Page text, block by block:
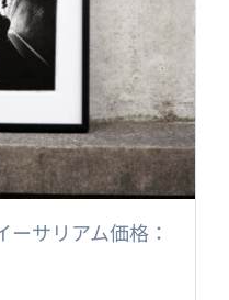
サリアム価格：